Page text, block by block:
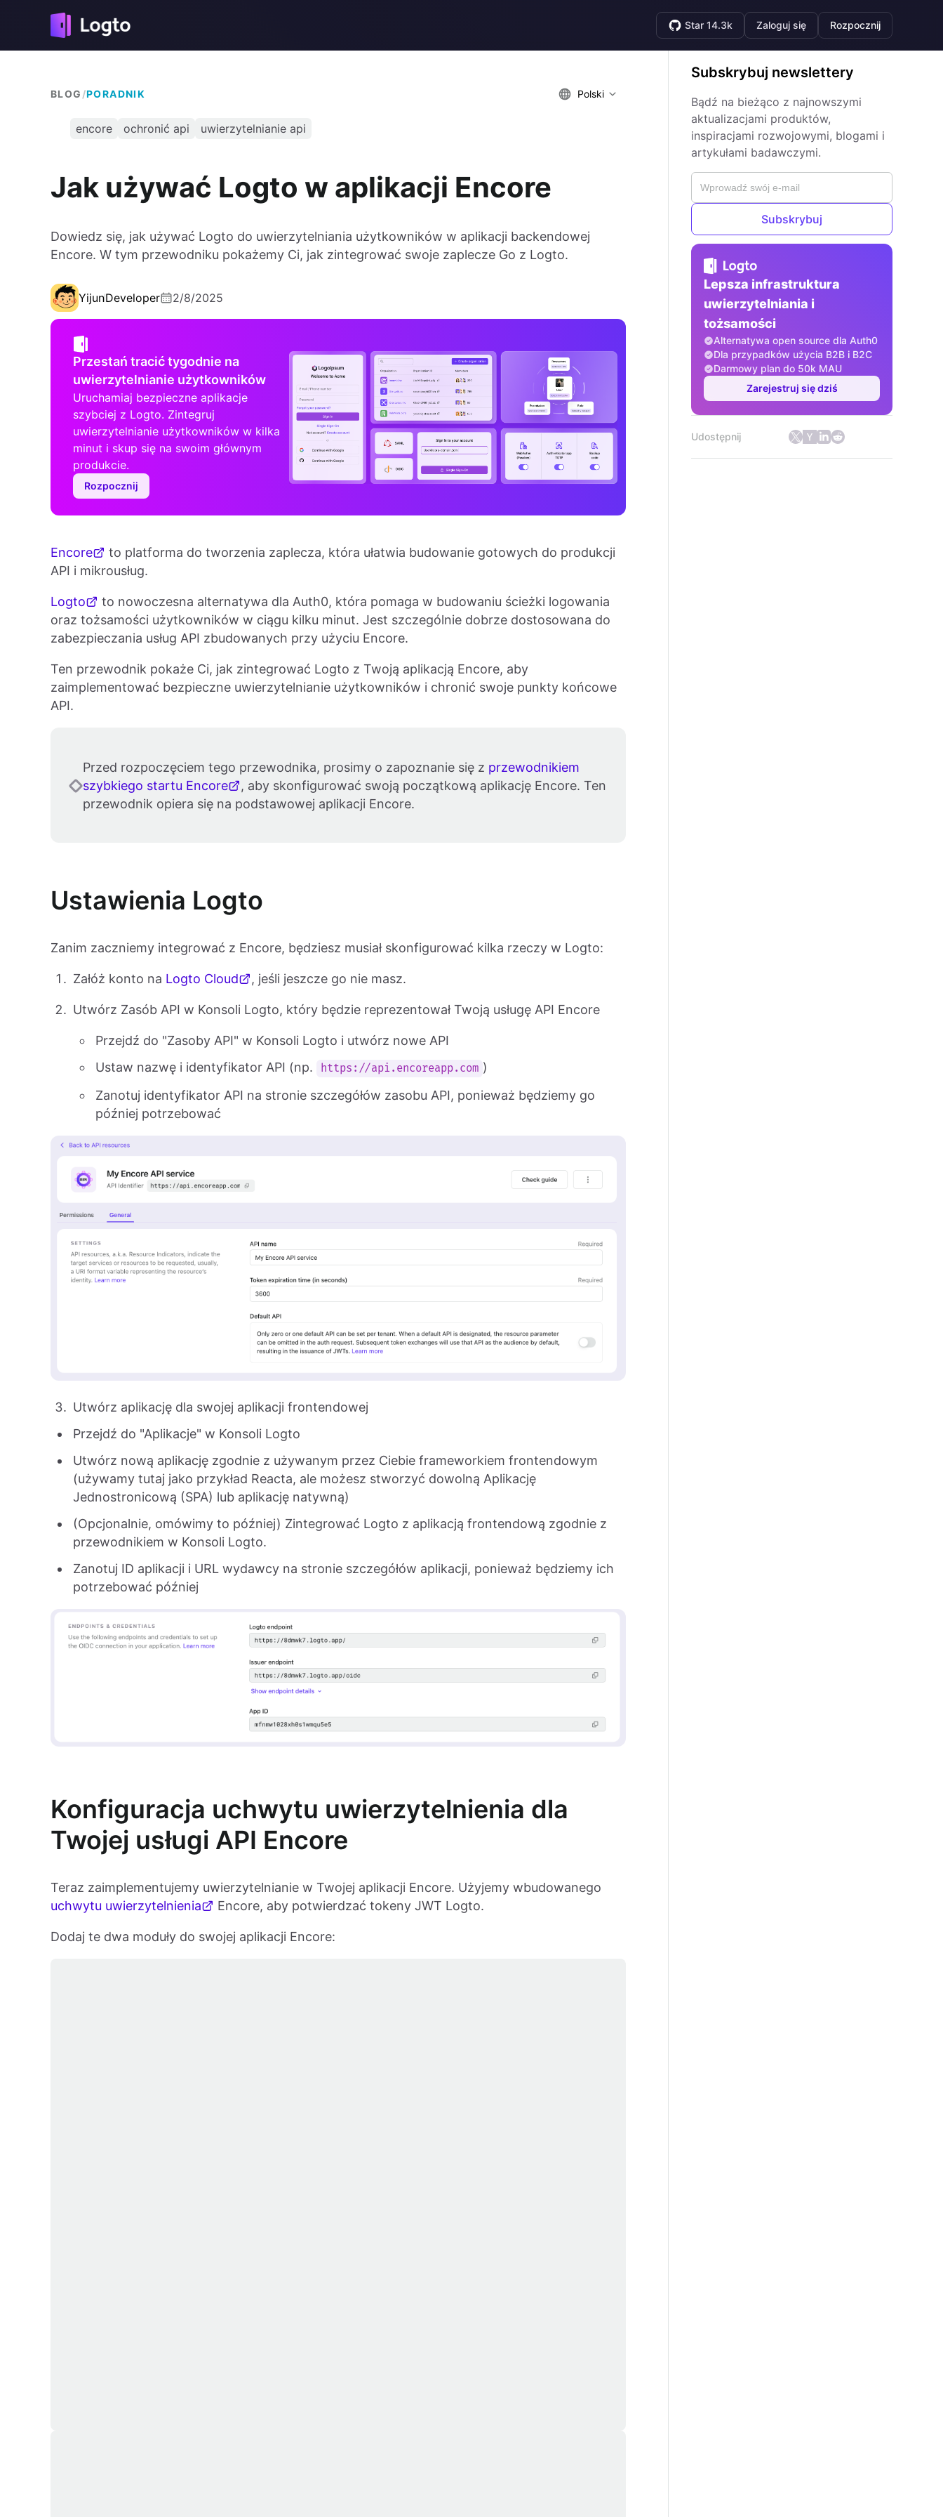
Star 14.3k Zaloguj się Rozpocznij
BLOG /PORADNIK Polski
encore ochronić api uwierzytelnianie api
Jak używać Logto w aplikacji Encore
Dowiedz się, jak używać Logto do uwierzytelniania użytkowników w aplikacji backendowej
Encore. W tym przewodniku pokażemy Ci, jak zintegrować swoje zaplecze Go z Logto.
YijunDeveloper 2/8/2025
Przestań tracić tygodnie na
uwierzytelnianie użytkowników
Uruchamiaj bezpieczne aplikacje
szybciej z Logto. Zintegruj
uwierzytelnianie użytkowników w kilka
minut i skup się na swoim głównym
produkcie.
Rozpocznij
Encore
to platforma do tworzenia zaplecza, która ułatwia budowanie gotowych do produkcji
API i mikrousług.
Logto
to nowoczesna alternatywa dla Auth0, która pomaga w budowaniu ścieżki logowania
oraz tożsamości użytkowników w ciągu kilku minut. Jest szczególnie dobrze dostosowana do
zabezpieczania usług API zbudowanych przy użyciu Encore.
Ten przewodnik pokaże Ci, jak zintegrować Logto z Twoją aplikacją Encore, aby
zaimplementować bezpieczne uwierzytelnianie użytkowników i chronić swoje punkty końcowe
API.
Przed rozpoczęciem tego przewodnika, prosimy o zapoznanie się z przewodnikiem
szybkiego startu Encore
, aby skonfigurować swoją początkową aplikację Encore. Ten
przewodnik opiera się na podstawowej aplikacji Encore.
Ustawienia Logto
Zanim zaczniemy integrować z Encore, będziesz musiał skonfigurować kilka rzeczy w Logto:
Załóż konto na Logto Cloud , jeśli jeszcze go nie masz.
Utwórz Zasób API w Konsoli Logto, który będzie reprezentował Twoją usługę API Encore
Przejdź do "Zasoby API" w Konsoli Logto i utwórz nowe API
Ustaw nazwę i identyfikator API (np.
https://api.encoreapp.com )
Zanotuj identyfikator API na stronie szczegółów zasobu API, ponieważ będziemy go
później potrzebować
Utwórz aplikację dla swojej aplikacji frontendowej
Przejdź do "Aplikacje" w Konsoli Logto
Utwórz nową aplikację zgodnie z używanym przez Ciebie frameworkiem frontendowym
(używamy tutaj jako przykład Reacta, ale możesz stworzyć dowolną Aplikację
Jednostronicową (SPA) lub aplikację natywną)
(Opcjonalnie, omówimy to później) Zintegrować Logto z aplikacją frontendową zgodnie z
przewodnikiem w Konsoli Logto.
Zanotuj ID aplikacji i URL wydawcy na stronie szczegółów aplikacji, ponieważ będziemy ich
potrzebować później
Konfiguracja uchwytu uwierzytelnienia dla
Twojej usługi API Encore
Teraz zaimplementujemy uwierzytelnianie w Twojej aplikacji Encore. Użyjemy wbudowanego
uchwytu uwierzytelnienia
Encore, aby potwierdzać tokeny JWT Logto.
Dodaj te dwa moduły do swojej aplikacji Encore:
Subskrybuj newslettery
Bądź na bieżąco z najnowszymi
aktualizacjami produktów,
inspiracjami rozwojowymi, blogami i
artykułami badawczymi.
Subskrybuj
Lepsza infrastruktura
uwierzytelniania i
tożsamości
Alternatywa open source dla Auth0
Dla przypadków użycia B2B i B2C
Darmowy plan do 50k MAU
Zarejestruj się dziś
Udostępnij